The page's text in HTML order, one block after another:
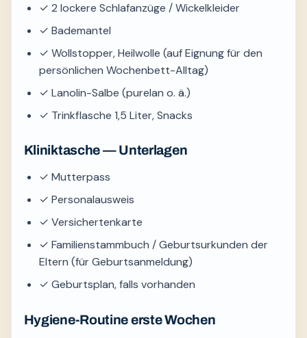
✓ 2 lockere Schlafanzüge / Wickelkleider
✓ Bademantel
✓ Wollstopper, Heilwolle (auf Eignung für den
persönlichen Wochenbett-Alltag)
✓ Lanolin-Salbe (purelan o. ä.)
✓ Trinkflasche 1,5 Liter, Snacks
Kliniktasche — Unterlagen
✓ Mutterpass
✓ Personalausweis
✓ Versichertenkarte
✓ Familienstammbuch / Geburtsurkunden der
Eltern (für Geburtsanmeldung)
✓ Geburtsplan, falls vorhanden
Hygiene-Routine erste Wochen